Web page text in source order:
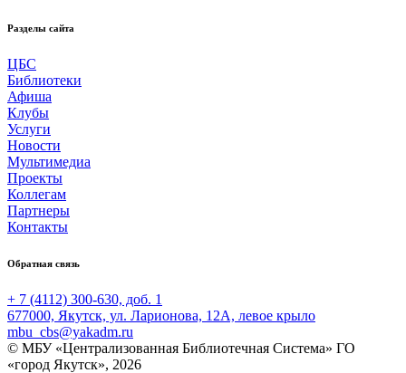
Разделы сайта
ЦБС
Библиотеки
Афиша
Клубы
Услуги
Новости
Мультимедиа
Проекты
Коллегам
Партнеры
Контакты
Обратная связь
+ 7 (4112) 300-630, доб. 1
677000, Якутск, ул. Ларионова, 12А, левое крыло
mbu_cbs@yakadm.ru
© МБУ «Централизованная Библиотечная Система» ГО
«город Якутск», 2026